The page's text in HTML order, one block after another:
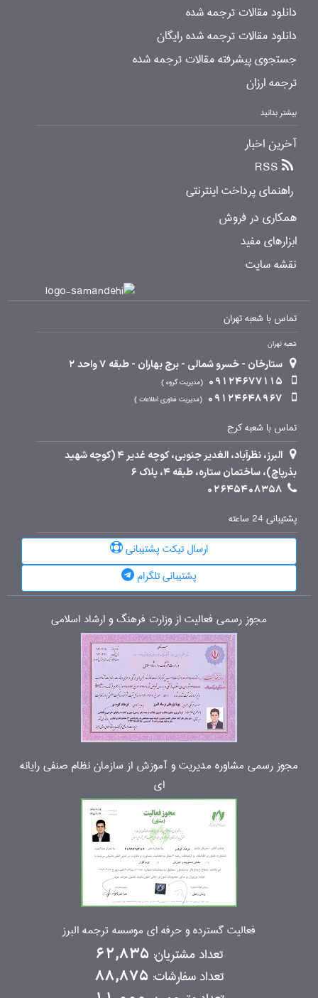
دانلود مقالات ترجمه شده
دانلود مقالات ترجمه شده رایگان
جستجوی پیشرفته مقالات ترجمه شده
ترجمه ارزان
بیشتر بدانید
آخرین اخبار
RSS
راهنمای پرداخت اینترنتی
همکاری در فروش
ابزارهای مفید
نقشه سایت
تماس با شعبه تهران
شعبه تهران
ستارخان - خسرو شمالی - برج بهاران - طبقه 7 واحد 2
09124677115
مدیریت گروه
09124648967 مدیریت فناوری اطلاعات
تماس با شعبه کرج
البرز، نظرآباد، الغدیر جنوبی، کوچه غدیر 4 (کوچه شهید
بذرپاچ)، ساختمان ستاره، طبقه 4، پلاک 6
02645408358
پشتیبانی 24 ساعته
ارسال تیکت پشتیبانی
پشتیبانی تلگرام
مجوز رسمی فعالیت از وزارت فرهنگ و ارشاد اسلامی
مجوز رسمی مشاوره مدیریت و آموزش از سازمان نظام صنفی رایانه
ای
فعالیت گسترده و حرفه ای موسسه ترجمه البرز
تعداد مشتریان: 62,835
تعداد سفارشات:88,875